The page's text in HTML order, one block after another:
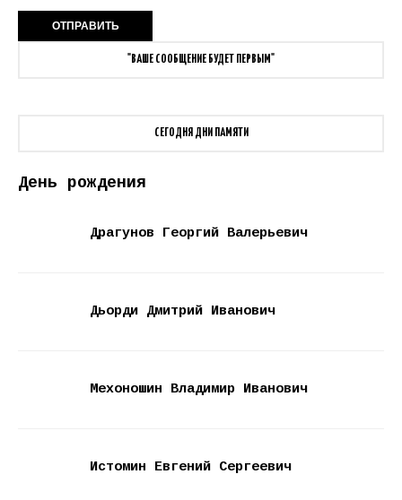
"ВАШЕ СООБЩЕНИЕ БУДЕТ ПЕРВЫМ"
СЕГОДНЯ ДНИ ПАМЯТИ
День рождения
Драгунов Георгий Валерьевич
Дьорди Дмитрий Иванович
Мехоношин Владимир Иванович
Истомин Евгений Сергеевич